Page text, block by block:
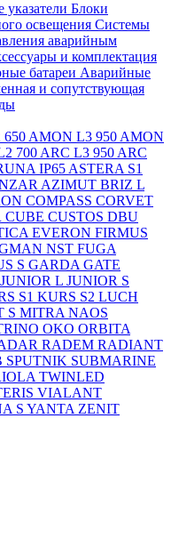
Блоки
освещения Системы
аварийным
и комплектация
батареи Аварийные
и сопутствующая
AMON L3 950 AMON
700 ARC L3 950 ARC
IP65 ASTERA S1
AZIMUT BRIZ L
COMPASS CORVET
CUBE CUSTOS DBU
EVERON FIRMUS
NST FUGA
S GARDA GATE
JUNIOR L JUNIOR S
S1 KURS S2 LUCH
S MITRA NAOS
OKO ORBITA
RADEM RADIANT
SPUTNIK SUBMARINE
TWINLED
VIALANT
S YANTA ZENIT